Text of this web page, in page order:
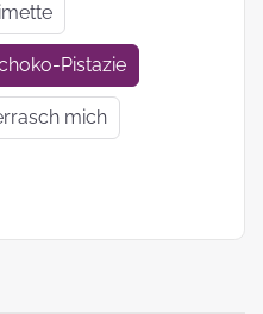
Pistazie
mich